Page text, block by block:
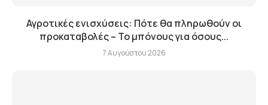
Αγροτικές ενισχύσεις: Πότε θα πληρωθούν οι
προκαταβολές – Το μπόνους για όσους...
7 Αυγούστου 2026